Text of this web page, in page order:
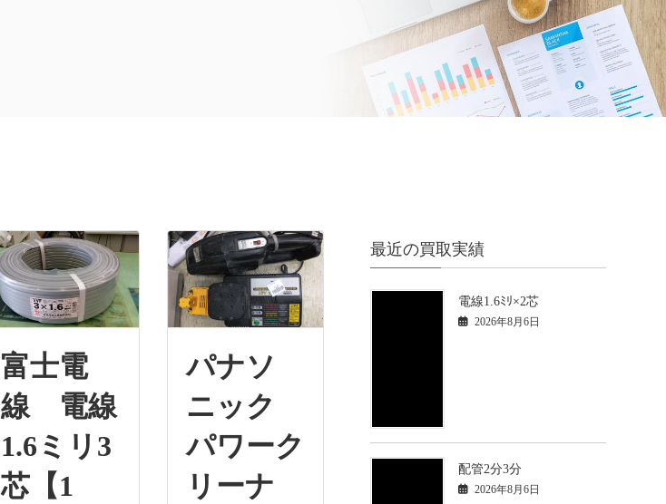
富士電
線 電線
1.6ミリ3
芯【1
パナソ
ニック
パワーク
リーナ
最近の買取実績
電線1.6ﾐﾘ×2芯
2026年8月6日
配管2分3分
2026年8月6日